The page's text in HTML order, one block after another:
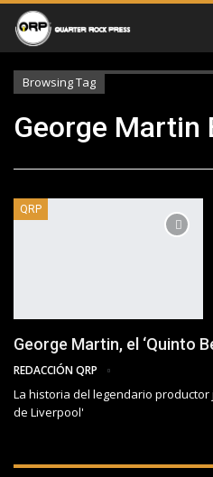
Browsing Tag
George Martin
QRP
George Martin, el ‘Quinto
REDACCIÓN QRP
La historia del legendario
de Liverpool'